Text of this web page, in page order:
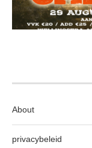
About
privacybeleid